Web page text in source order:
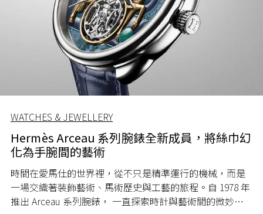
WATCHES & JEWELLERY
Hermès Arceau 系列腕錶全新成員，將絲巾幻
化為手腕間的藝術
時間在愛馬仕的世界裡，從不只是精準運行的機械，而是
一場交織著裝飾藝術、馬術歷史與工藝的旅程。自 1978 年
推出 Arceau 系列腕錶， 一直探索時計與藝術間的微妙關